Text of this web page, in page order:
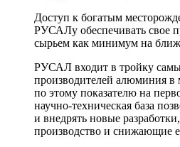
Доступ к богатым
РУСАЛу обеспечивать свое
сырьем как минимум на
РУСАЛ входит в тройку
производителей алюминия
по этому показателю на
научно-техническая база
и внедрять новые
производство и снижающие